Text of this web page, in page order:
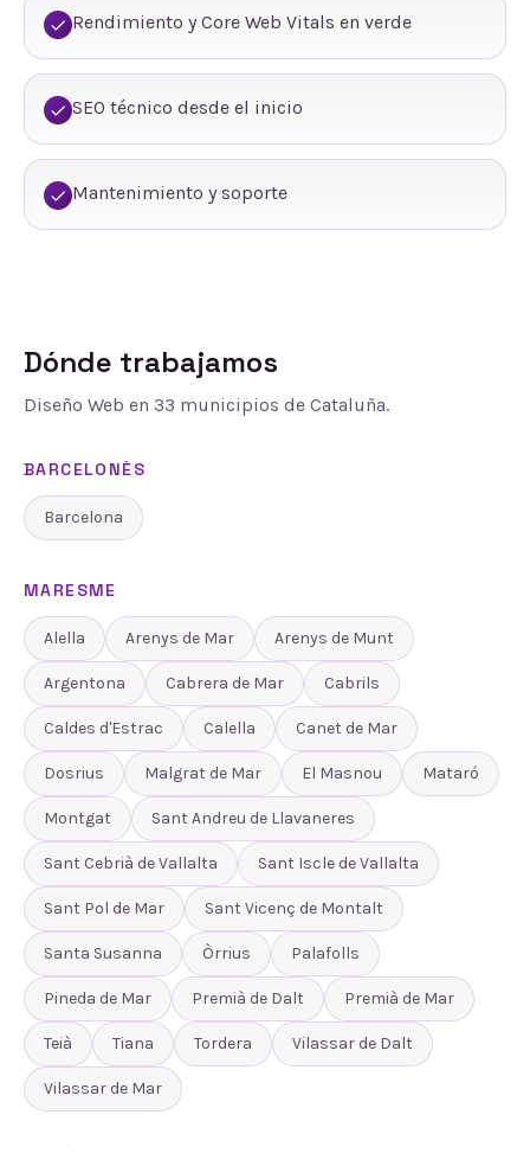
Rendimiento y Core Web Vitals en verde
SEO técnico desde el inicio
Mantenimiento y soporte
Dónde trabajamos
Diseño Web en 33 municipios de Cataluña.
BARCELONÈS
Barcelona
MARESME
Alella Arenys de Mar Arenys de Munt
Argentona Cabrera de Mar Cabrils
Caldes d'Estrac Calella Canet de Mar
Dosrius Malgrat de Mar El Masnou Mataró
Montgat Sant Andreu de Llavaneres
Sant Cebrià de Vallalta Sant Iscle de Vallalta
Sant Pol de Mar Sant Vicenç de Montalt
Santa Susanna Òrrius Palafolls
Pineda de Mar Premià de Dalt Premià de Mar
Teià Tiana Tordera Vilassar de Dalt
Vilassar de Mar